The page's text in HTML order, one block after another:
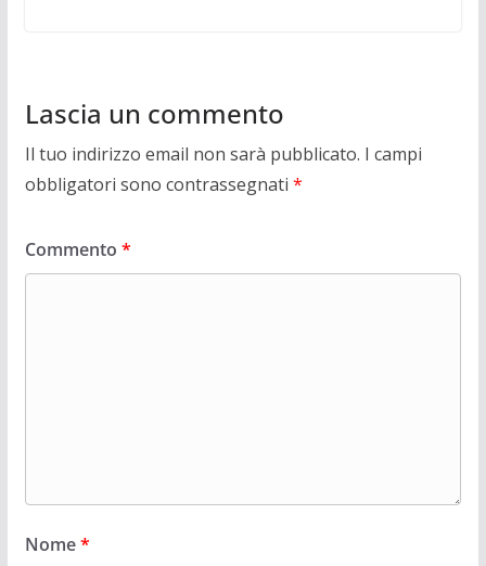
Lascia un commento
Il tuo indirizzo email non sarà pubblicato. I campi
obbligatori sono contrassegnati *
Commento *
Nome*